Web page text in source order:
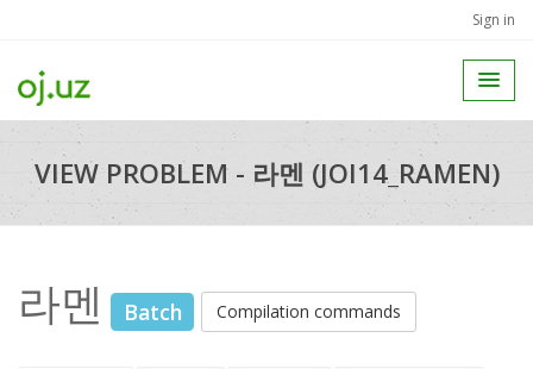
Sign in
VIEW PROBLEM - 라멘 (JOI14_RAMEN)
라멘 Batch Compilation commands